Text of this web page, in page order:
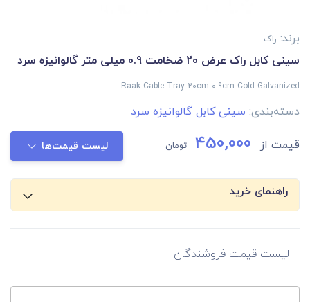
برند: راک
سینی کابل راک عرض 20 ضخامت 0.9 میلی متر گالوانیزه سرد
Raak Cable Tray 20cm 0.9cm Cold Galvanized
دسته‌بندی: سینی کابل گالوانیزه سرد
قیمت از 450,000 تومان لیست قیمت‌ها
راهنمای خرید
لیست قیمت فروشندگان